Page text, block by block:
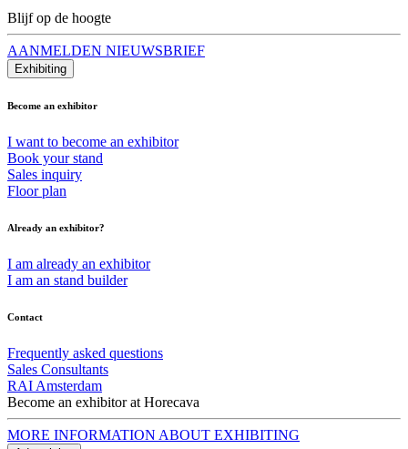
Blijf op de hoogte
AANMELDEN NIEUWSBRIEF
Exhibiting
Become an exhibitor
I want to become an exhibitor
Book your stand
Sales inquiry
Floor plan
Already an exhibitor?
I am already an exhibitor
I am an stand builder
Contact
Frequently asked questions
Sales Consultants
RAI Amsterdam
Become an exhibitor at Horecava
MORE INFORMATION ABOUT EXHIBITING